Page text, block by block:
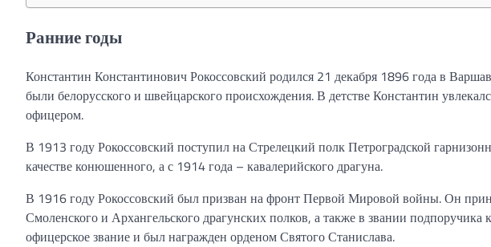
Ранние годы
Константин Константинович Рокоссовский родился 21 декабря 1896 года в
были белорусского и швейцарского происхождения. В детстве Константин
офицером.
В 1913 году Рокоссовский поступил на Стрелецкий полк Петроградской
качестве конюшенного, а с 1914 года – кавалерийского драгуна.
В 1916 году Рокоссовский был призван на фронт Первой Мировой войны. Он
Смоленского и Архангельского драгунских полков, а также в звании
офицерское звание и был награжден орденом Святого Станислава.